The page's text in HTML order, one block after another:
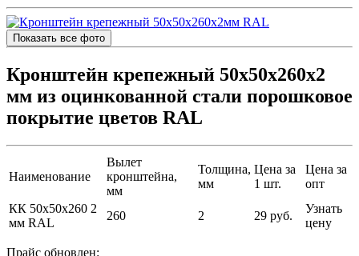
Показать все фото
Кронштейн крепежный 50х50х260х2
мм из оцинкованной стали порошковое
покрытие цветов RAL
Наименование
Вылет
кронштейна,
мм
Толщина,
мм
Цена за
1 шт.
Цена за
опт
КК 50х50х260 2
мм RAL
260 2 29 руб.
Узнать
цену
Прайс обновлен: